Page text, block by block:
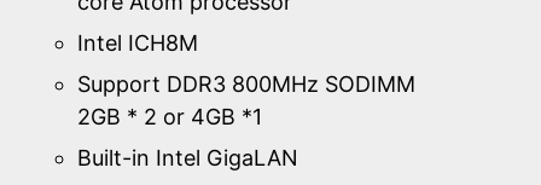
Intel ICH8M
Support DDR3 800MHz SODIMM
2GB * 2 or 4GB *1
Built-in Intel GigaLAN